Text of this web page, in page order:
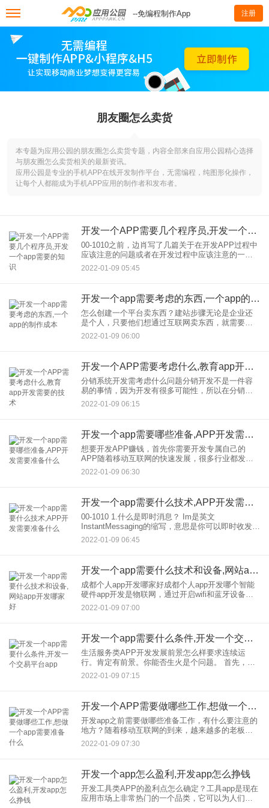
--免编程制作App 注册
朋友圈怎么卖货
本专题为应用公园的朋友圈怎么卖货专题，内容全部来自应用公园精心选择
与朋友圈怎么卖货相关的最新资讯。
应用公园是专业的手机APP在线开发制作平台，无需编程，纯图形化操作，
让每个人都能成为手机APP应用的制作者和发布者。
开发一个APP需要几个程序员,开发一个app需要的知识
00-1010之前，边肖写了几篇关于在开发APP过程中
应该注意的问题或者在开发过程中应该注意的一些
问题，以避免在开发出现错误所以，今天，济南网
站建设的边肖将从运营的角度分析APP开发中必须
2022-01-09 05:45
开发一个app需要考虑的东西,一个app的制作成本
怎么创建一个平台卖东西？建站步骤无论是企业还
是个人，只要他们想通过互联网卖东西，就需要一
个平台来承载你想卖的东西。如何打造一个卖东西
的平台？让我们来看看建筑步骤的详细说明。 首先
2022-01-09 06:00
开发一个APP需要考虑什么,教育app开发需要的技术
分销系统开发需考虑什么问题分销开发不是一件容
易的事情，因为开发有很多可能性，所以在分销体
系的开发过程中，肯定要先了解清楚，才能进行开
发的后续工作。但是在开发分销体系中，你需要考
2022-01-09 06:15
开发一个app需要哪些准备,APP开发需要准备什么
想要开发APP赚钱，首先你需要开发专属自己的
APP随着移动互联网的快速发展，很多行业都发展
了线上渠道。在这个流量为王的时代，很多人都想
从开发App赚钱，赚钱没有问题。但是！你有必要准
2022-01-09 06:30
开发一个app需要什么技术,APP开发需要准备什么
00-1010 1.什么是即时消息？ Im是英文
InstantMessaging的缩写，意思是你可以即时收发消
息。说白了，im即时通讯就是聊天工具。 那么，如
何在开发？获得即时消息工具呢
2022-01-09 06:45
开发一个app需要什么技术和设备,网站app开发哪家好
成都个人app开发哪家好成都个人app开发哪个智能
硬件app开发是物联网，通过开启wifi和蓝牙设备，
可以实现软硬件结合，可穿戴设备可以扩展到智能
电视、智能家居、智能汽车、医疗健康、智能玩
2022-01-09 07:00
开发一个app需要什么条件,开发一个交易平台app
生活服务类APP开发发展前景怎么样要求连续运
行。肯定有前景。你能否生火是个问题。 首先，你
需要有一个APP， 较好有研发；d能力，或者一键找
2022-01-09 07:15
开发一个APP需要做哪些工作,想做一个app需要准备什么
开发app之前需要做哪些准备工作，有什么要注意的
地方？随着移动互联网的到来，越来越多的老板想
做APP。大家都想在移动互联网上发展自己的事
业，通过app应用寻求新的商机。然而，由于很多老
2022-01-09 07:30
开发一个app怎么盈利,开发app怎么挣钱
开发工具类APP的盈利点怎么确定？工具app是现在
应用市场上非常热门的一个品类，它可以为人们提